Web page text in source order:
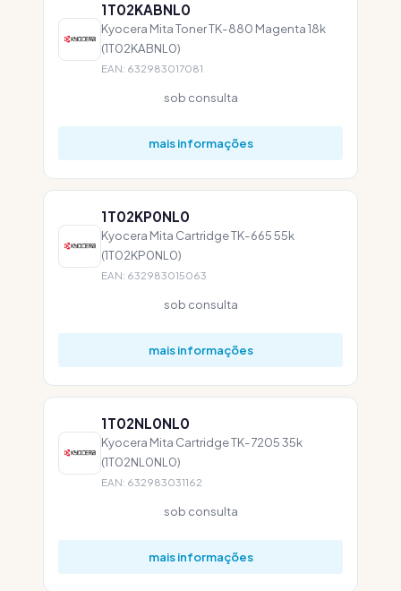
1T02KABNL0
Kyocera Mita Toner TK-880 Magenta 18k
(1T02KABNL0)
EAN: 632983017081
sob consulta
mais informações
1T02KP0NL0
Kyocera Mita Cartridge TK-665 55k
(1T02KP0NL0)
EAN: 632983015063
sob consulta
mais informações
1T02NL0NL0
Kyocera Mita Cartridge TK-7205 35k
(1T02NL0NL0)
EAN: 632983031162
sob consulta
mais informações